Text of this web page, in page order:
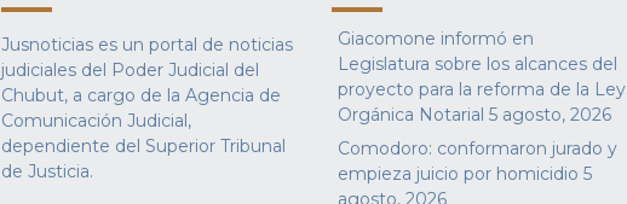
Jusnoticias es un portal de noticias
judiciales del Poder Judicial del
Chubut, a cargo de la Agencia de
Comunicación Judicial,
dependiente del Superior Tribunal
de Justicia.
Giacomone informó en
Legislatura sobre los alcances del
proyecto para la reforma de la Ley
Orgánica Notarial 5 agosto, 2026
Comodoro: conformaron jurado y
empieza juicio por homicidio 5
agosto, 2026